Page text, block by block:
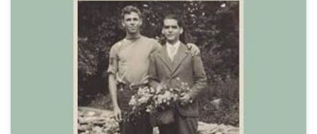
Lorca en Vermont. El poeta y su amante americano de Patricia A.
Billingsley, publicado por Taurus, se suma a las obras sobre la vida
de Federico García Lorca que se están publicando coincidiendo
con el noventa aniversario del asesinato del poeta. La obra que
nos ocupa es el resultado de […]